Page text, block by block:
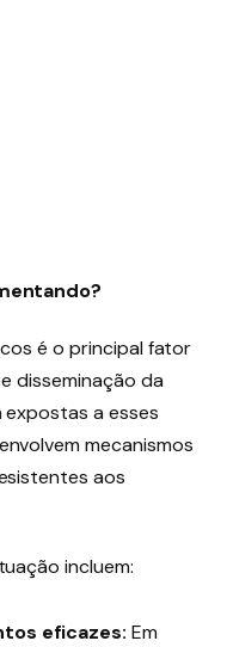
é o principal fator
disseminação da
a esses
mecanismos
aos
incluem:
eficazes: Em